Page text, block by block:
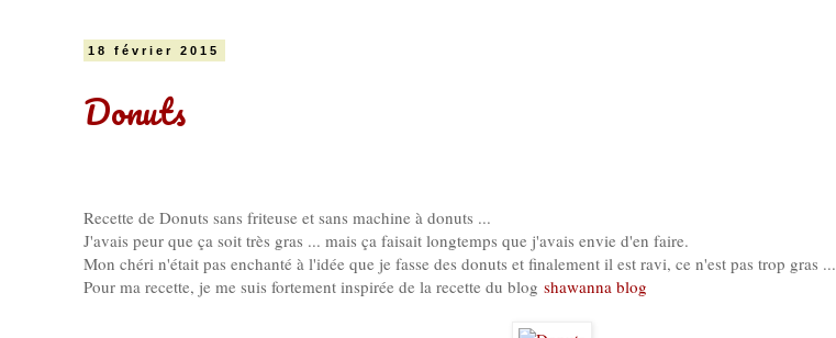
18 février 2015
Donuts
Recette de Donuts sans friteuse et sans machine à donuts ...
J'avais peur que ça soit très gras ... mais ça faisait longtemps que j'avais envie d'en faire.
Mon chéri n'était pas enchanté à l'idée que je fasse des donuts et finalement il est ravi, ce n'est pas trop gras ...
Pour ma recette, je me suis fortement inspirée de la recette du blog shawanna blog